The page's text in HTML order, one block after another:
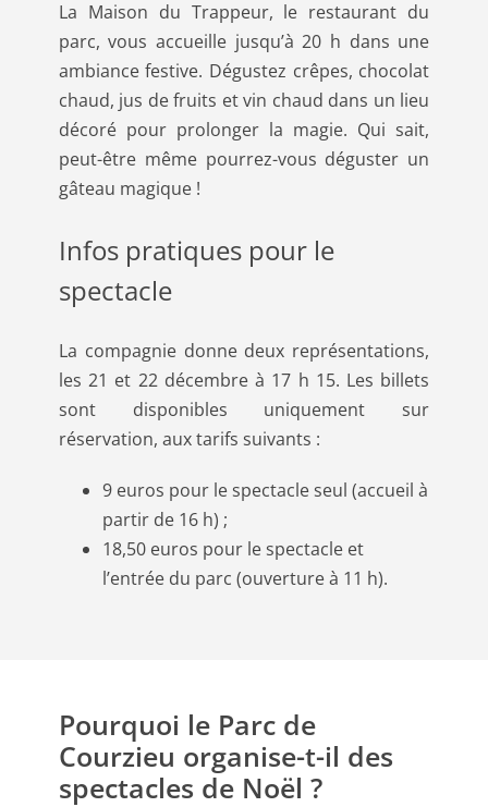
La Maison du Trappeur, le restaurant du
parc, vous accueille jusqu’à 20 h dans une
ambiance festive. Dégustez crêpes, chocolat
chaud, jus de fruits et vin chaud dans un lieu
décoré pour prolonger la magie. Qui sait,
peut-être même pourrez-vous déguster un
gâteau magique !
Infos pratiques pour le
spectacle
La compagnie donne deux représentations,
les 21 et 22 décembre à 17 h 15. Les billets
sont disponibles uniquement sur
réservation, aux tarifs suivants :
9 euros pour le spectacle seul (accueil à
partir de 16 h) ;
18,50 euros pour le spectacle et
l’entrée du parc (ouverture à 11 h).
Pourquoi le Parc de
Courzieu organise-t-il des
spectacles de Noël ?